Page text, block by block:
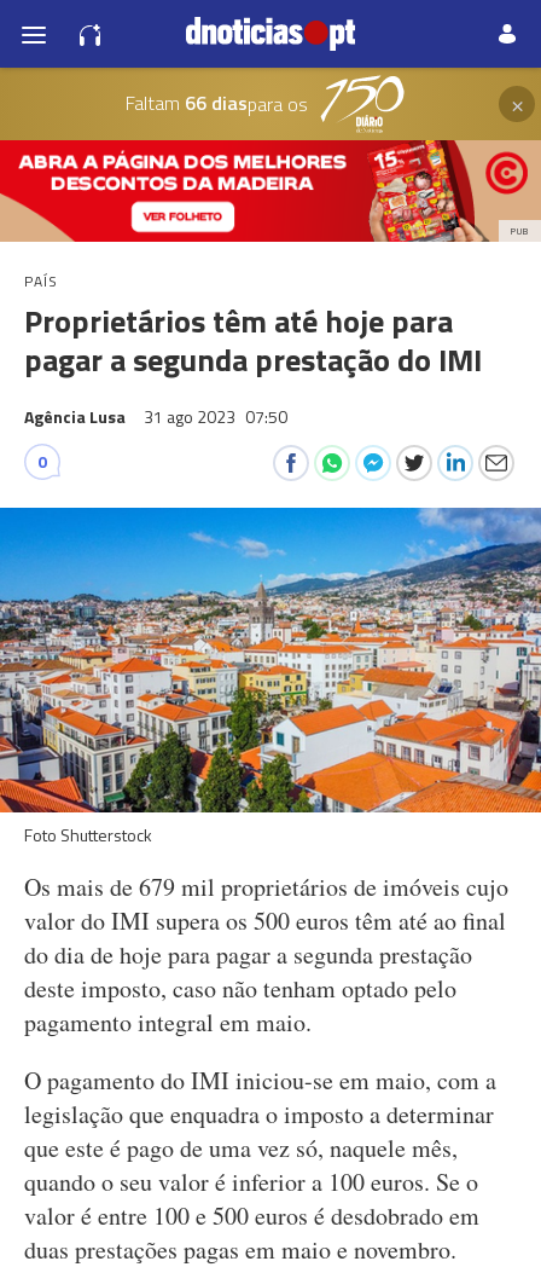
Faltam 66 diaspara os ×
PUB
PAÍS
Proprietários têm até hoje para
pagar a segunda prestação do IMI
Agência Lusa 31 ago 2023 07:50
0
Foto Shutterstock
Os mais de 679 mil proprietários de imóveis cujo
valor do IMI supera os 500 euros têm até ao final
do dia de hoje para pagar a segunda prestação
deste imposto, caso não tenham optado pelo
pagamento integral em maio.
O pagamento do IMI iniciou-se em maio, com a
legislação que enquadra o imposto a determinar
que este é pago de uma vez só, naquele mês,
quando o seu valor é inferior a 100 euros. Se o
valor é entre 100 e 500 euros é desdobrado em
duas prestações pagas em maio e novembro.